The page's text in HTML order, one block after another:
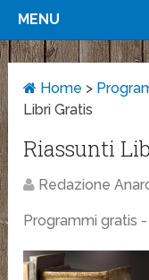
MENU
Home >
Libri Gratis
Riassunti
Redazione
Programmi gratis